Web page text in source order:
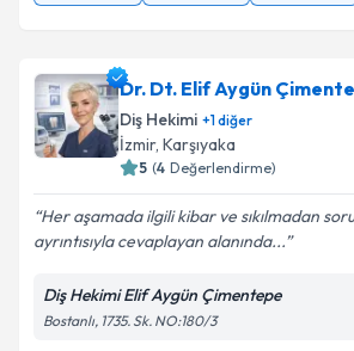
Dr. Dt. Elif Aygün
Diş Hekimi +1diğer
İzmir, Karşıyaka
5 (4 Değerlendirme)
Her aşamada ilgili kibar ve sıkılmadan
ayrıntısıyla cevaplayan alanında...
Diş Hekimi Elif Aygün Çimentepe
Bostanlı, 1735. Sk. NO:180/3